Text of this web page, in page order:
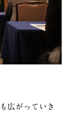
広がっていき